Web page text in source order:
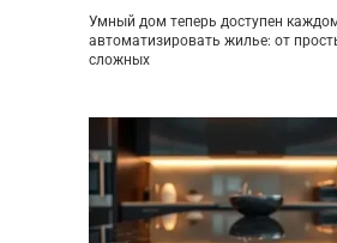
Умный дом теперь доступен
автоматизировать жилье: от
сложных